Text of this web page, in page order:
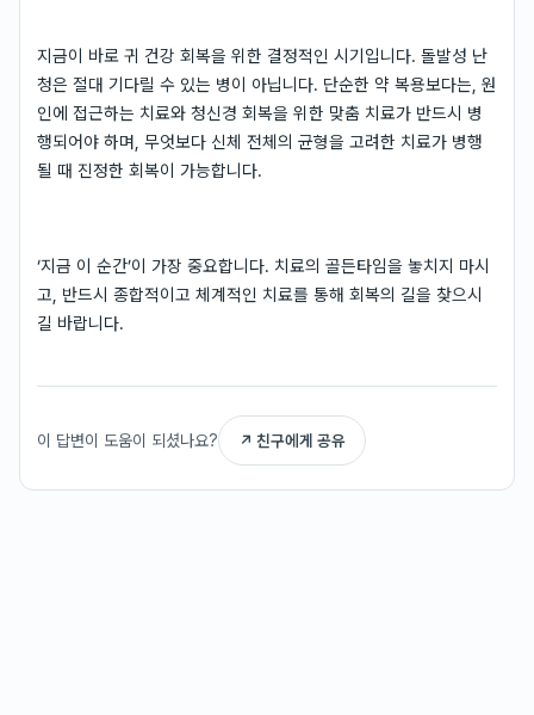
지금이 바로 귀 건강 회복을 위한 결정적인 시기입니다. 돌발성 난
청은 절대 기다릴 수 있는 병이 아닙니다. 단순한 약 복용보다는, 원
인에 접근하는 치료와 청신경 회복을 위한 맞춤 치료가 반드시 병
행되어야 하며, 무엇보다 신체 전체의 균형을 고려한 치료가 병행
될 때 진정한 회복이 가능합니다.
‘지금 이 순간’이 가장 중요합니다. 치료의 골든타임을 놓치지 마시
고, 반드시 종합적이고 체계적인 치료를 통해 회복의 길을 찾으시
길 바랍니다.
이 답변이 도움이 되셨나요? ↗ 친구에게 공유